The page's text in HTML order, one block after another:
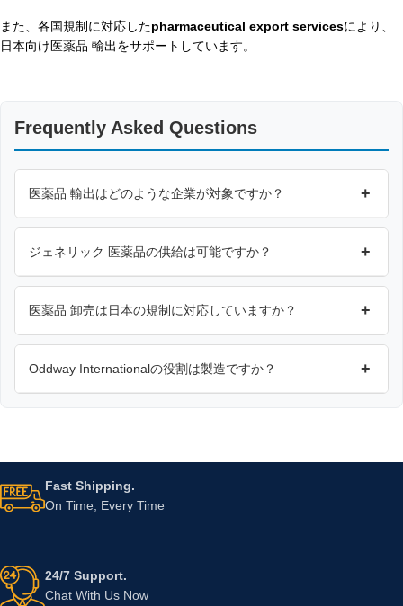
また、各国規制に対応したpharmaceutical export servicesにより、
日本向け医薬品 輸出をサポートしています。
Frequently Asked Questions
医薬品 輸出はどのような企業が対象ですか？ +
ジェネリック 医薬品の供給は可能ですか？ +
医薬品 卸売は日本の規制に対応していますか？ +
Oddway Internationalの役割は製造ですか？ +
Fast Shipping.
On Time, Every Time
24/7 Support.
Chat With Us Now